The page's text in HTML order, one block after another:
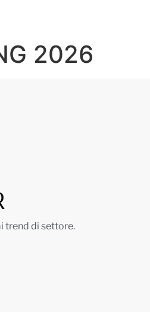
2026
trend di settore.